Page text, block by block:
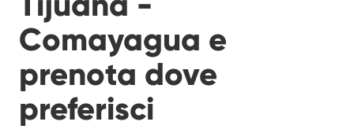
Comayagua e
prenota dove
preferisci